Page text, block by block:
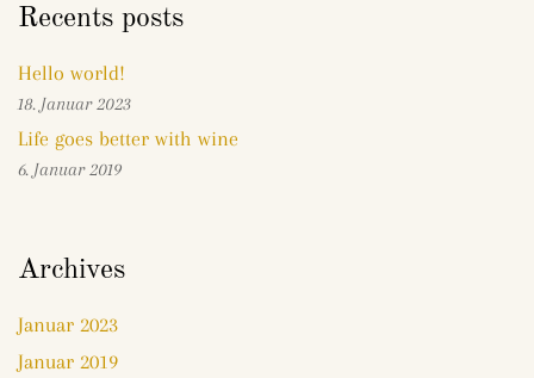
Recents posts
Hello world!
18. Januar 2023
Life goes better with wine
6. Januar 2019
Archives
Januar 2023
Januar 2019